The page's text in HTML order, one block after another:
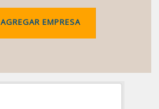
AGREGAR EMPRESA